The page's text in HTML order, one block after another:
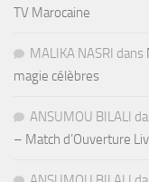
TV Marocaine
MALIKA NASRI dans
magie célèbres
ANSUMOU BILALI
– Match d’Ouverture